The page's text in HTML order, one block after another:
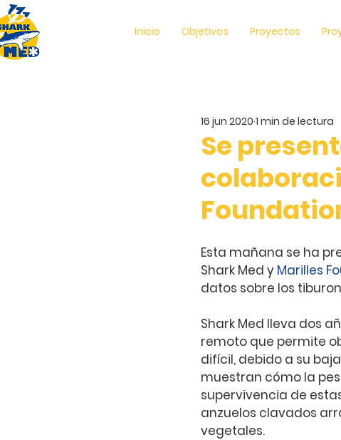
Inicio Objetivos Proyectos
Se
16 jun 2020 1 min de lectura
Esta mañana se ha
Shark Med y Marilles
datos sobre los
Shark Med lleva dos
remoto que permite
difícil, debido a su
muestran cómo la
supervivencia de
anzuelos clavados
vegetales.